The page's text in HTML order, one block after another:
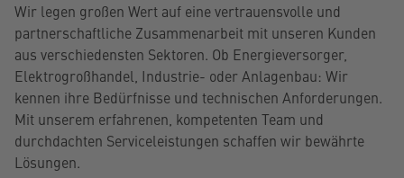
Wir legen großen Wert auf eine vertrauensvolle und
partnerschaftliche Zusammenarbeit mit unseren Kunden
aus verschiedensten Sektoren. Ob Energieversorger,
Elektrogroßhandel, Industrie- oder Anlagenbau: Wir
kennen ihre Bedürfnisse und technischen Anforderungen.
Mit unserem erfahrenen, kompetenten Team und
durchdachten Serviceleistungen schaffen wir bewährte
Lösungen.